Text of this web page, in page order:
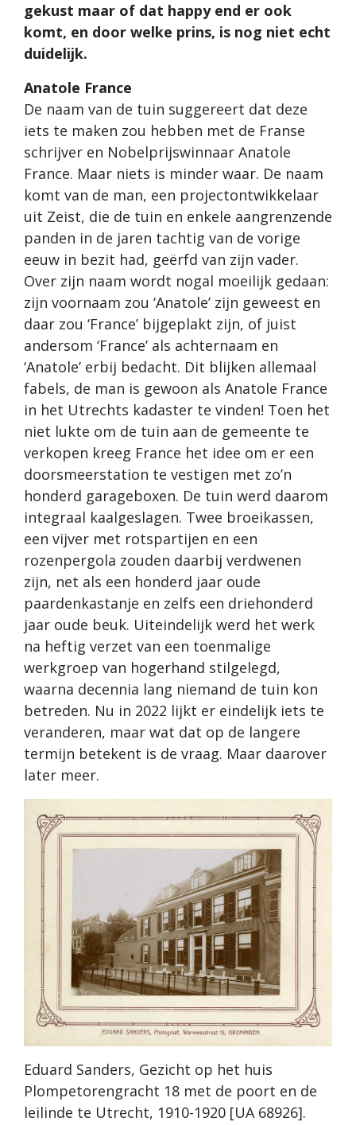
gekust maar of dat happy end er ook
komt, en door welke prins, is nog niet echt
duidelijk.
Anatole France
De naam van de tuin suggereert dat deze
iets te maken zou hebben met de Franse
schrijver en Nobelprijswinnaar Anatole
France. Maar niets is minder waar. De naam
komt van de man, een projectontwikkelaar
uit Zeist, die de tuin en enkele aangrenzende
panden in de jaren tachtig van de vorige
eeuw in bezit had, geërfd van zijn vader.
Over zijn naam wordt nogal moeilijk gedaan:
zijn voornaam zou ‘Anatole’ zijn geweest en
daar zou ‘France’ bijgeplakt zijn, of juist
andersom ‘France’ als achternaam en
‘Anatole’ erbij bedacht. Dit blijken allemaal
fabels, de man is gewoon als Anatole France
in het Utrechts kadaster te vinden! Toen het
niet lukte om de tuin aan de gemeente te
verkopen kreeg France het idee om er een
doorsmeerstation te vestigen met zo’n
honderd garageboxen. De tuin werd daarom
integraal kaalgeslagen. Twee broeikassen,
een vijver met rotspartijen en een
rozenpergola zouden daarbij verdwenen
zijn, net als een honderd jaar oude
paardenkastanje en zelfs een driehonderd
jaar oude beuk. Uiteindelijk werd het werk
na heftig verzet van een toenmalige
werkgroep van hogerhand stilgelegd,
waarna decennia lang niemand de tuin kon
betreden. Nu in 2022 lijkt er eindelijk iets te
veranderen, maar wat dat op de langere
termijn betekent is de vraag. Maar daarover
later meer.
Eduard Sanders, Gezicht op het huis
Plompetorengracht 18 met de poort en de
leilinde te Utrecht, 1910-1920 [UA 68926].